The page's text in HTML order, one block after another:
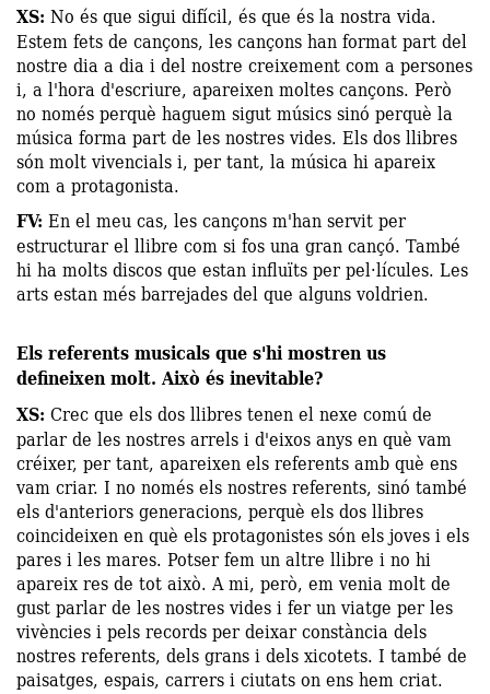
XS: No és que sigui difícil, és que és la nostra vida.
Estem fets de cançons, les cançons han format part del
nostre dia a dia i del nostre creixement com a persones
i, a l'hora d'escriure, apareixen moltes cançons. Però
no només perquè haguem sigut músics sinó perquè la
música forma part de les nostres vides. Els dos llibres
són molt vivencials i, per tant, la música hi apareix
com a protagonista.
FV: En el meu cas, les cançons m'han servit per
estructurar el llibre com si fos una gran cançó. També
hi ha molts discos que estan influïts per pel·lícules. Les
arts estan més barrejades del que alguns voldrien.
Els referents musicals que s'hi mostren us
defineixen molt. Això és inevitable?
XS: Crec que els dos llibres tenen el nexe comú de
parlar de les nostres arrels i d'eixos anys en què vam
créixer, per tant, apareixen els referents amb què ens
vam criar. I no només els nostres referents, sinó també
els d'anteriors generacions, perquè els dos llibres
coincideixen en què els protagonistes són els joves i els
pares i les mares. Potser fem un altre llibre i no hi
apareix res de tot això. A mi, però, em venia molt de
gust parlar de les nostres vides i fer un viatge per les
vivències i pels records per deixar constància dels
nostres referents, dels grans i dels xicotets. I també de
paisatges, espais, carrers i ciutats on ens hem criat.